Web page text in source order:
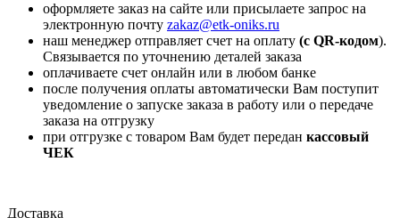
оформляете заказ на сайте или присылаете запрос на
электронную почту zakaz@etk-oniks.ru
наш менеджер отправляет счет на оплату (с QR-кодом).
Связывается по уточнению деталей заказа
оплачиваете счет онлайн или в любом банке
после получения оплаты автоматически Вам поступит
уведомление о запуске заказа в работу или о передаче
заказа на отгрузку
при отгрузке с товаром Вам будет передан кассовый
ЧЕК
Доставка